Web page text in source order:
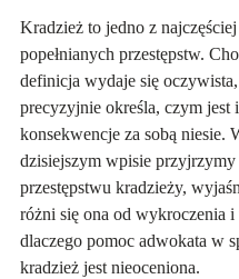
Kradzież to jedno z najczęściej
popełnianych przestępstw.
definicja wydaje się
precyzyjnie określa, czym jest
konsekwencje za sobą niesie.
dzisiejszym wpisie przyjrzymy
przestępstwu kradzieży,
różni się ona od wykroczenia i
dlaczego pomoc adwokata w
kradzież jest nieoceniona.